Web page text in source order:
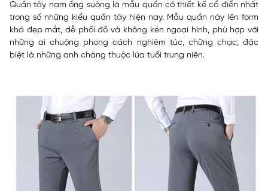
Quần tây nam ống suông là mẫu quần có thiết kế cổ điển nhất
trong số những kiểu quần tây hiện nay. Mẫu quần này lên form
khá đẹp mắt, dễ phối đồ và không kén ngoại hình, phù hợp với
những ai chuộng phong cách nghiêm túc, chững chạc, đặc
biệt là những anh chàng thuộc lứa tuổi trung niên.